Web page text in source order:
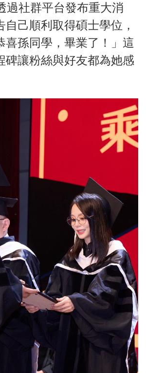
e
過社群平台發布重大消
自己順利取得碩士學位，
喜孫同學，畢業了！」這
碑讓粉絲與好友都為她感